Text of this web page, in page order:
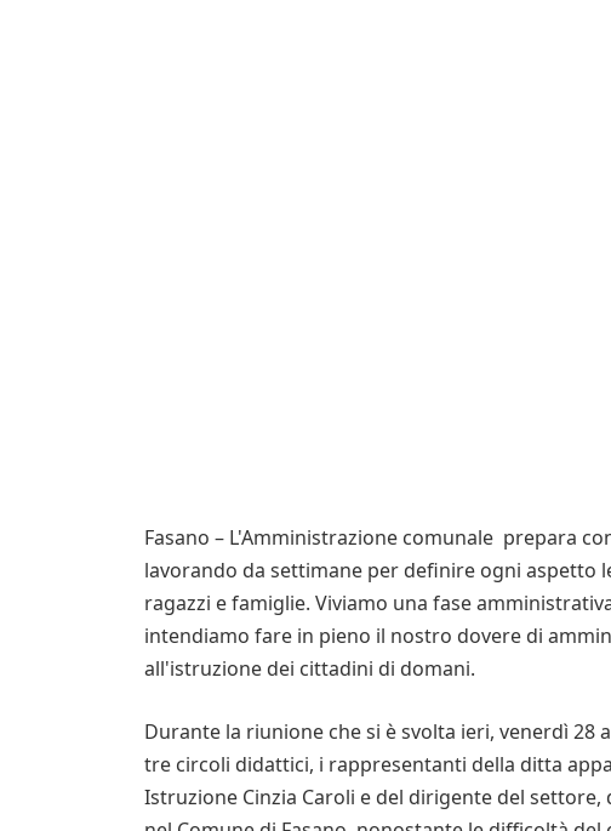
Fasano – L'Amministrazione comunale prepara
lavorando da settimane per definire ogni aspetto
ragazzi e famiglie. Viviamo una fase
intendiamo fare in pieno il nostro dovere di
all'istruzione dei cittadini di domani.
Durante la riunione che si è svolta ieri, venerdì 28
tre circoli didattici, i rappresentanti della ditta
Istruzione Cinzia Caroli e del dirigente del